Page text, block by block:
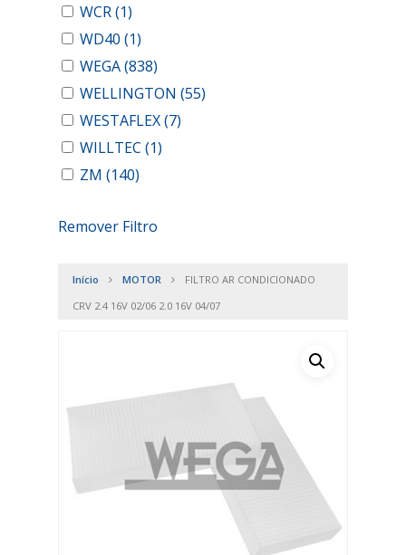
WCR(1)
WD40 (1)
WEGA(838)
WELLINGTON (55)
WESTAFLEX(7)
WILLTEC (1)
ZM (140)
Remover Filtro
Início MOTOR
FILTRO AR CONDICIONADO
CRV 2.4 16V 02/06 2.0 16V 04/07